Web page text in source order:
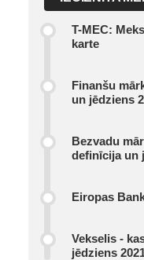
T-MEC:
karte
Finanšu
un jēdziens
Bezvadu
definīcija un
Eiropas
Vekselis -
jēdziens